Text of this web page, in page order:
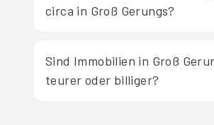
circa in Groß Gerungs?
Sind Immobilien in Groß
teurer oder billiger?